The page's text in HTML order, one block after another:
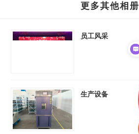
更多其他相册
员工风采
生产设备